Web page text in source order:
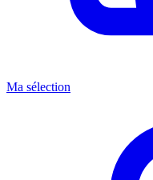
Ma sélection